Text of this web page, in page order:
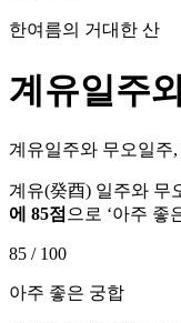
한여름의 거대한 산
계유일주
계유일주와 무오일주
계유(癸酉) 일주와 무
에 85점 으로 ‘아주 좋
85 / 100
아주 좋은 궁합